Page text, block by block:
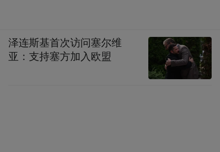
泽连斯基首次访问塞尔维
亚：支持塞方加入欧盟